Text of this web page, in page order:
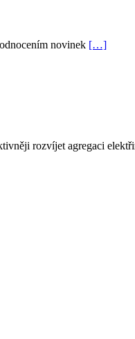
novinek […]
rozvíjet agregaci